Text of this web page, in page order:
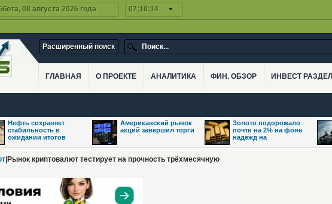
08 августа 2026 года 07:10:14
Расширенный поиск
ГЛАВНАЯ О ПРОЕКТЕ АНАЛИТИКА ФИН. ОБЗОР ИНВЕСТ РАЗДЕЛ
Нефть сохраняет
стабильность в
ожидании итогов
Американский рынок
акций завершил торги
Золото подорожало
почти на 2% на фоне
надежд на
|Рынок криптовалют тестирует на прочность трёхмесячную